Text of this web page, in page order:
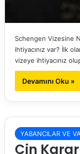
Schengen Vizesine
ihtiyacınız var? İlk
vizeye ihtiyacınız
Devamını Oku »
YABANCILAR VE
Çin